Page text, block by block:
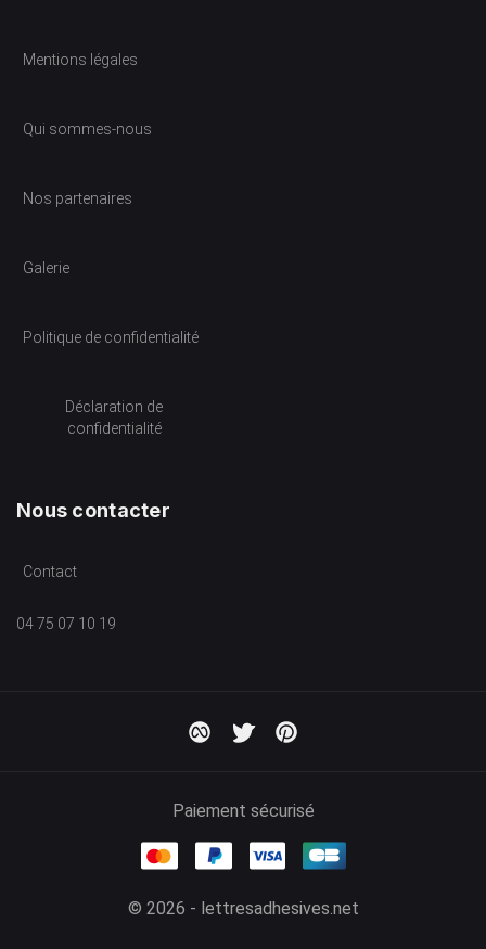
Mentions légales
Qui sommes-nous
Nos partenaires
Galerie
Politique de confidentialité
Déclaration de
confidentialité
Nous contacter
Contact
04 75 07 10 19
Paiement sécurisé
© 2026 - lettresadhesives.net